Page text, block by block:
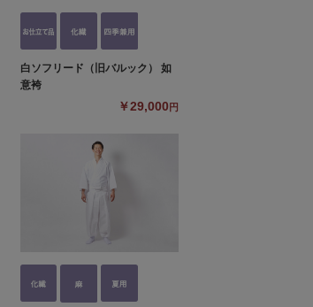
白ソフリード（旧バルック） 如
意袴
￥29,000 円